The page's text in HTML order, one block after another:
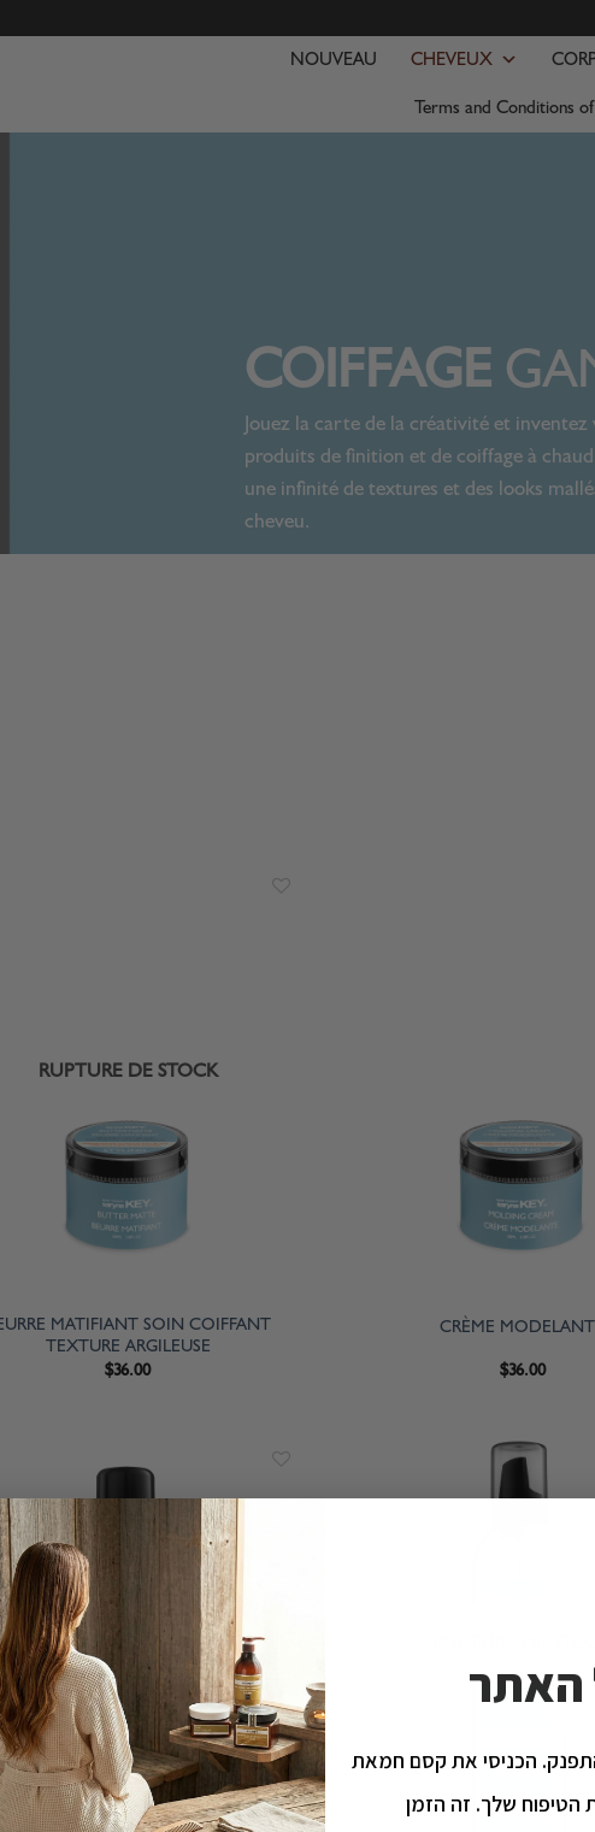
NOUVEAU CHEVEUX
Terms and Conditions
COIFFAGE
Jouez la carte de la créativité et
produits de finition et de coiffage à
une infinité de textures et des looks
cheveu.
RUPTURE DE STOCK
MATIFIANT SOIN COIFFANT
TEXTURE ARGILEUSE
$36.00
CRÈME
$36.00
האתר
הכניסי את קסם חמאת
הטיפוח שלך. זה הזמן